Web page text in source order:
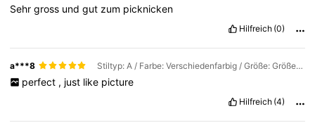
Sehrgross undgut zum picknicken
Hilfreich (0)
a***8 Stiltyp: A / Farbe: Verschiedenfarbig / Größe: Größe L (40 cm Durchmesser)
perfect , just like picture
Hilfreich (4)